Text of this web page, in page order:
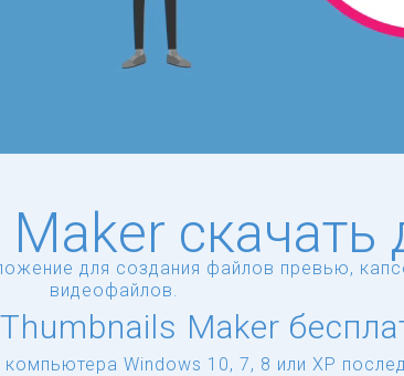
скачать
для создания файлов превью,
видеофайлов.
Maker
Windows 10, 7, 8 или XP